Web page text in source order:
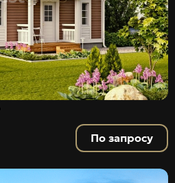
По запросу